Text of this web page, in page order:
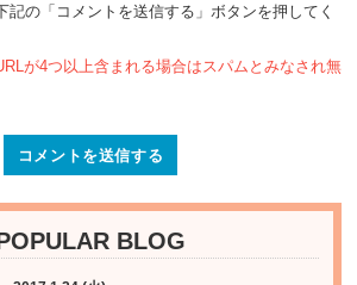
記の「コメントを送信する」ボタンを押してく
が4つ以上含まれる場合はスパムとみなされ無
BLOG